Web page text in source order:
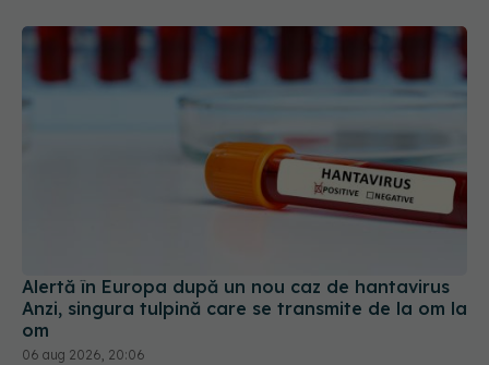
Alertă în Europa după un nou caz de hantavirus
Anzi, singura tulpină care se transmite de la om la
om
06 aug 2026, 20:06